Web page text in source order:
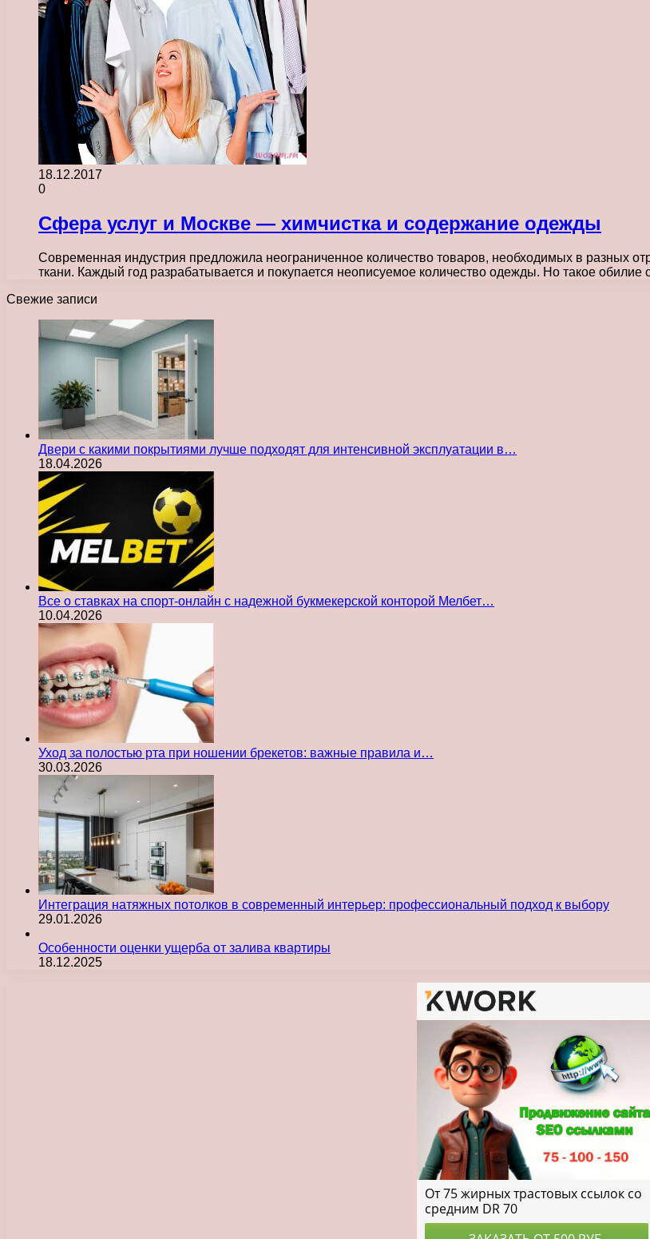
18.12.2017
0
Сфера услуг и Москве — химчистка и содержание одежды
Современная индустрия предложила неограниченное количество товаров, необходимых в разных
ткани. Каждый год разрабатывается и покупается неописуемое количество одежды. Но такое
Свежие записи
Двери с какими покрытиями лучше подходят для интенсивной эксплуатации в…
18.04.2026
Все о ставках на спорт-онлайн с надежной букмекерской конторой Мелбет…
10.04.2026
Уход за полостью рта при ношении брекетов: важные правила и…
30.03.2026
Интеграция натяжных потолков в современный интерьер: профессиональный подход к выбору
29.01.2026
Особенности оценки ущерба от залива квартиры
18.12.2025